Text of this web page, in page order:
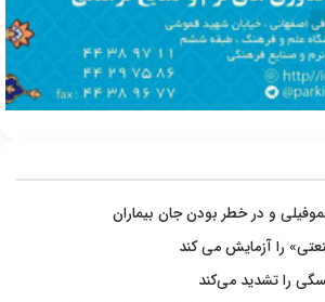
و در خطر بودن جان بیماران
را آزمایش می کند